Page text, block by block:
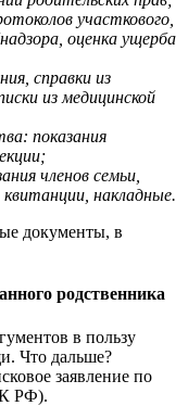
участкового,
оценка ущерба
справки из
из медицинской
показания
членов семьи,
квитанции, накладные.
документы, в
родственника
в пользу
Что дальше?
заявление по
РФ).